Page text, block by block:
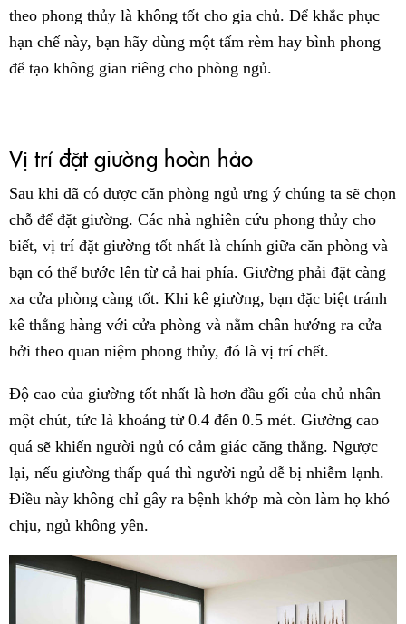
theo phong thủy là không tốt cho gia chủ. Để khắc phục
hạn chế này, bạn hãy dùng một tấm rèm hay bình phong
để tạo không gian riêng cho phòng ngủ.
Vị trí đặt giường hoàn hảo
Sau khi đã có được căn phòng ngủ ưng ý chúng ta sẽ chọn
chỗ để đặt giường. Các nhà nghiên cứu phong thủy cho
biết, vị trí đặt giường tốt nhất là chính giữa căn phòng và
bạn có thể bước lên từ cả hai phía. Giường phải đặt càng
xa cửa phòng càng tốt. Khi kê giường, bạn đặc biệt tránh
kê thẳng hàng với cửa phòng và nằm chân hướng ra cửa
bởi theo quan niệm phong thủy, đó là vị trí chết.
Độ cao của giường tốt nhất là hơn đầu gối của chủ nhân
một chút, tức là khoảng từ 0.4 đến 0.5 mét. Giường cao
quá sẽ khiến người ngủ có cảm giác căng thẳng. Ngược
lại, nếu giường thấp quá thì người ngủ dễ bị nhiễm lạnh.
Điều này không chỉ gây ra bệnh khớp mà còn làm họ khó
chịu, ngủ không yên.